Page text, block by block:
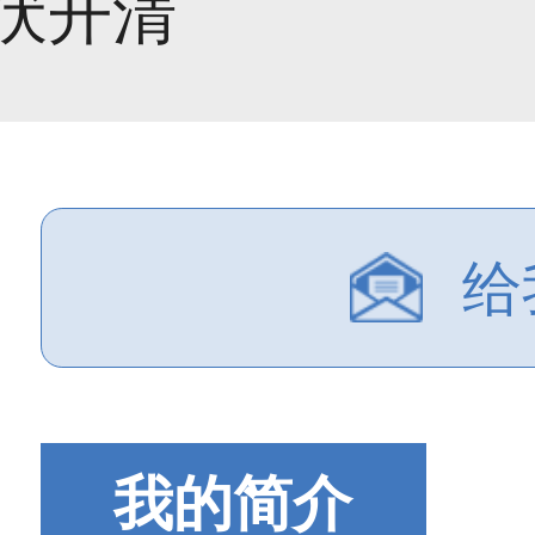
开清
我的简介